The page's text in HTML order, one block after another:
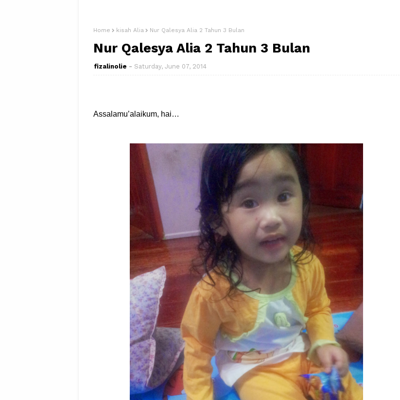
Home kisah Alia Nur Qalesya Alia 2 Tahun 3 Bulan
Nur Qalesya Alia 2 Tahun 3 Bulan
fizalinolie Saturday, June 07, 2014
Assalamu’alaikum, hai…